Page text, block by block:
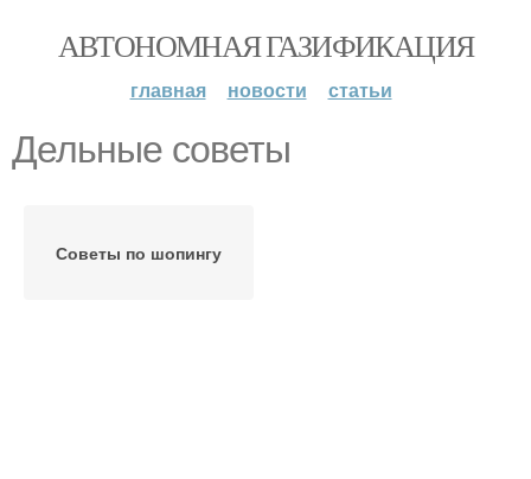
АВТОНОМНАЯ ГАЗИФИКАЦИЯ
главная новости статьи
Дельные советы
Советы по шопингу